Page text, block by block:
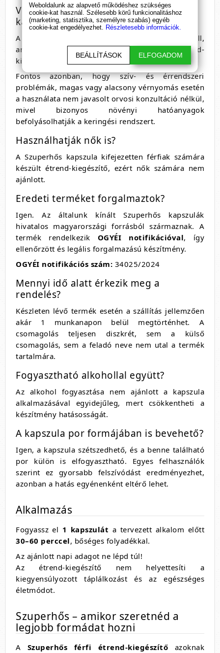
Van mellékhatása a Szuperhős
kapszulának?
A készítmény természetes összetevőkből áll,
amelyeket hosszú ideje alkalmaznak étrend-
kiegészítőkben. A termék általában jól tolerálható.
Fontos azonban, hogy szív- és érrendszeri
problémák, magas vagy alacsony vérnyomás esetén
a használata nem javasolt orvosi konzultáció nélkül,
mivel bizonyos növényi hatóanyagok
befolyásolhatják a keringési rendszert.
Használhatják nők is?
A Szuperhős kapszula kifejezetten férfiak számára
készült étrend-kiegészítő, ezért nők számára nem
ajánlott.
Eredeti terméket forgalmaztok?
Igen. Az általunk kínált Szuperhős kapszulák
hivatalos magyarországi forrásból származnak. A
termék rendelkezik OGYÉI notifikációval, így
ellenőrzött és legális forgalmazású készítmény.
OGYÉI notifikációs szám: 34025/2024
Mennyi idő alatt érkezik meg a
rendelés?
Készleten lévő termék esetén a szállítás jellemzően
akár 1 munkanapon belül megtörténhet. A
csomagolás teljesen diszkrét, sem a külső
csomagolás, sem a feladó neve nem utal a termék
tartalmára.
Fogyasztható alkohollal együtt?
Az alkohol fogyasztása nem ajánlott a kapszula
alkalmazásával egyidejűleg, mert csökkentheti a
készítmény hatásosságát.
A kapszula por formájában is bevehető?
Igen, a kapszula szétszedhető, és a benne található
por külön is elfogyasztható. Egyes felhasználók
szerint ez gyorsabb felszívódást eredményezhet,
azonban a hatás egyénenként eltérő lehet.
Alkalmazás
Fogyassz el 1 kapszulát a tervezett alkalom előtt
30–60 perccel, bőséges folyadékkal.
Az ajánlott napi adagot ne lépd túl!
Az étrend-kiegészítő nem helyettesíti a
kiegyensúlyozott táplálkozást és az egészséges
életmódot.
Szuperhős – amikor szeretnéd a
legjobb formádat hozni
A Szuperhős férfi étrend-kiegészítő azoknak
Weboldalunk az alapvető működéshez szükséges
cookie-kat használ. Szélesebb körű funkcionalitáshoz
(marketing, statisztika, személyre szabás) egyéb
cookie-kat engedélyezhet. Részletesebb információk.
BEÁLLÍTÁSOK ELFOGADOM